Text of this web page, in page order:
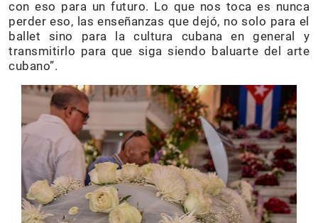
con eso para un futuro. Lo que nos toca es nunca
perder eso, las enseñanzas que dejó, no solo para el
ballet sino para la cultura cubana en general y
transmitirlo para que siga siendo baluarte del arte
cubano”.